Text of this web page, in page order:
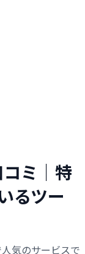
ミ｜特
るツー
気のサービスで